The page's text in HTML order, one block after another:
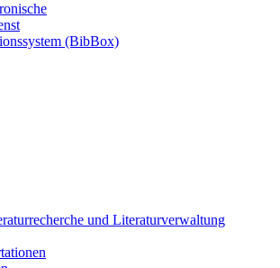
(BibBox)
und Literaturverwaltung